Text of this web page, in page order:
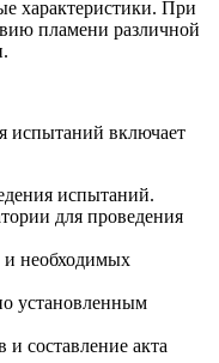
характеристики. При
пламени различной
испытаний включает
испытаний.
для проведения
необходимых
установленным
и составление акта